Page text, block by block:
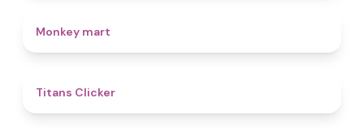
Monkey mart
Titans Clicker